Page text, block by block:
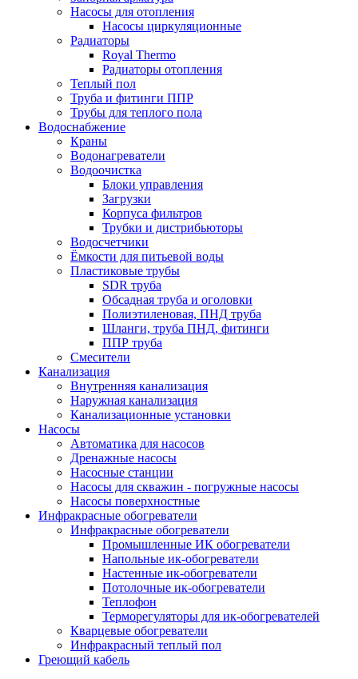
Насосы для отопления
Насосы циркуляционные
Радиаторы
Royal Thermo
Радиаторы отопления
Теплый пол
Труба и фитинги ППР
Трубы для теплого пола
Водоснабжение
Краны
Водонагреватели
Водоочистка
Блоки управления
Загрузки
Корпуса фильтров
Трубки и дистрибьюторы
Водосчетчики
Ёмкости для питьевой воды
Пластиковые трубы
SDR труба
Обсадная труба и оголовки
Полиэтиленовая, ПНД труба
Шланги, труба ПНД, фитинги
ППР труба
Смесители
Канализация
Внутренняя канализация
Наружная канализация
Канализационные установки
Насосы
Автоматика для насосов
Дренажные насосы
Насосные станции
Насосы для скважин - погружные насосы
Насосы поверхностные
Инфракрасные обогреватели
Инфракрасные обогреватели
Промышленные ИК обогреватели
Напольные ик-обогреватели
Настенные ик-обогреватели
Потолочные ик-обогреватели
Теплофон
Терморегуляторы для ик-обогревателей
Кварцевые обогреватели
Инфракрасный теплый пол
Греющий кабель